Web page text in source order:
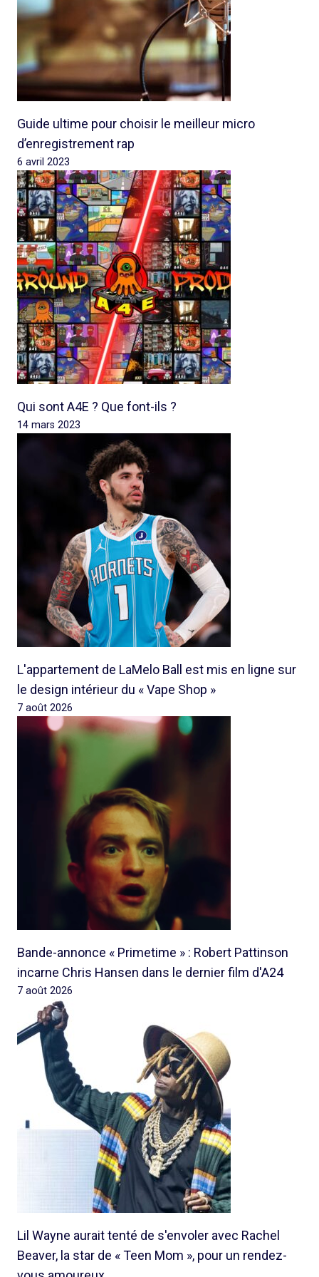
Guide ultime pour choisir le meilleur micro
d’enregistrement rap
6 avril 2023
Qui sont A4E ? Que font-ils ?
14 mars 2023
L'appartement de LaMelo Ball est mis en ligne sur
le design intérieur du « Vape Shop »
7 août 2026
Bande-annonce « Primetime » : Robert Pattinson
incarne Chris Hansen dans le dernier film d'A24
7 août 2026
Lil Wayne aurait tenté de s'envoler avec Rachel
Beaver, la star de « Teen Mom », pour un rendez-